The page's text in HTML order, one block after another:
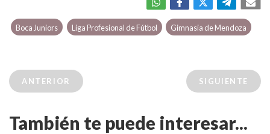
Boca Juniors Liga Profesional de Fútbol Gimnasia de Mendoza
ANTERIOR SIGUIENTE
También te puede interesar...